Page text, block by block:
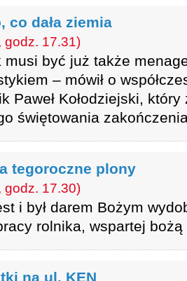
co dała ziemia
godz. 17.31)
być już także
– mówił o
Paweł Kołodziejski,
świętowania
tegoroczne plony
godz. 17.30)
i był darem Bożym
rolnika, wspartej
na ul. KEN